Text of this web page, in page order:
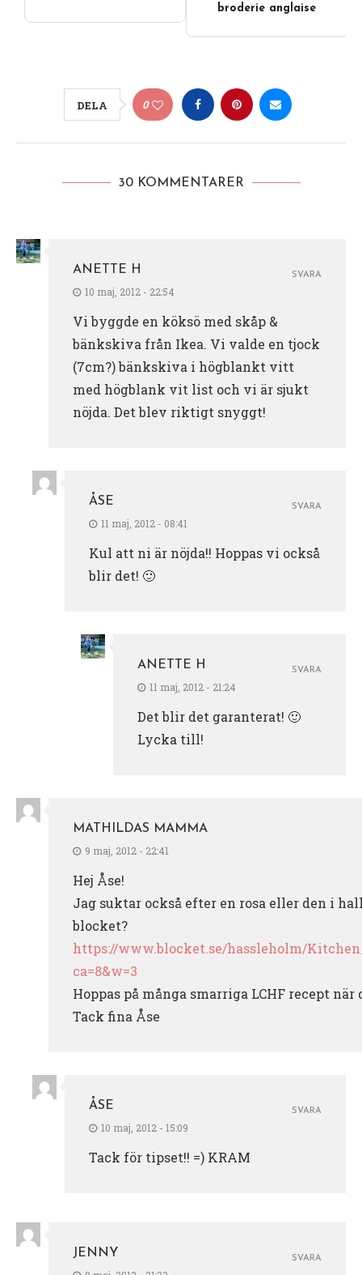
broderie anglaise
DELA 0
30 KOMMENTARER
ANETTE H
10 maj, 2012 - 22:54
Vi byggde en köksö med skåp &
bänkskiva från Ikea. Vi valde en tjock
(7cm?) bänkskiva i högblankt vitt
med högblank vit list och vi är sjukt
nöjda. Det blev riktigt snyggt!
SVARA
ÅSE
11 maj, 2012 - 08:41
Kul att ni är nöjda!! Hoppas vi också
blir det! 🙂
SVARA
ANETTE H
11 maj, 2012 - 21:24
Det blir det garanterat! 🙂
Lycka till!
SVARA
MATHILDAS MAMMA
9 maj, 2012 - 22:41
Hej Åse!
Jag suktar också efter en rosa eller den i
blocket?
https://www.blocket.se/hassleholm/
ca=8&w=3
Hoppas på många smarriga LCHF recept
Tack fina Åse
ÅSE
10 maj, 2012 - 15:09
Tack för tipset!! =) KRAM
SVARA
JENNY
SVARA